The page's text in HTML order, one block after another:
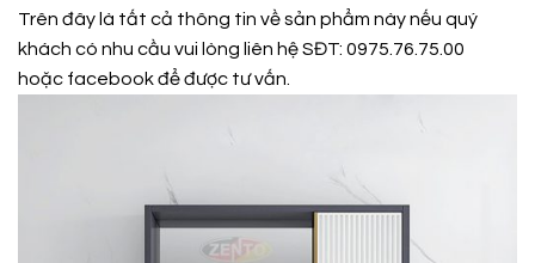
Trên đây là tất cả thông tin về sản phẩm này nếu quý
khách có nhu cầu vui lòng liên hệ SĐT: 0975.76.75.00
hoặc facebookđể được tư vấn.